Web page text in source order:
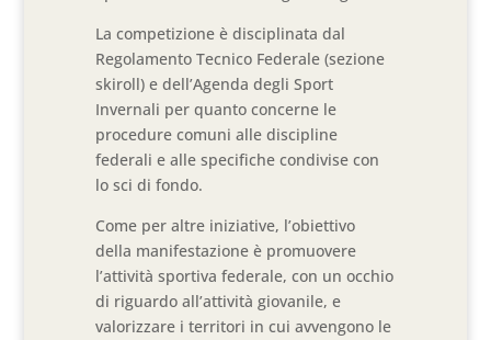
La competizione è disciplinata dal
Regolamento Tecnico Federale (sezione
skiroll) e dell’Agenda degli Sport
Invernali per quanto concerne le
procedure comuni alle discipline
federali ealle specifiche condivise con
lo sci di fondo.
Come per altre iniziative, l’obiettivo
della manifestazione è promuovere
l’attività sportiva federale, con un occhio
di riguardo all’attività giovanile,e
valorizzare i territori in cui avvengono le